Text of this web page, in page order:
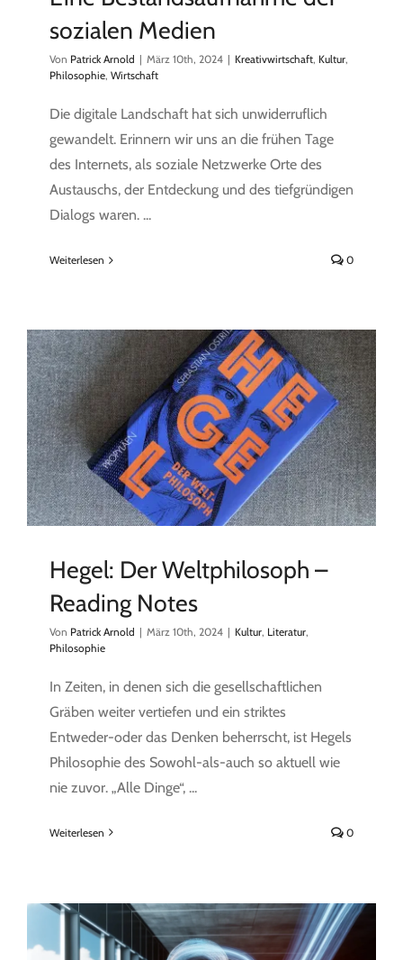
sozialen Medien
Von Patrick Arnold | März 10th, 2024 | Kreativwirtschaft, Kultur,
Philosophie, Wirtschaft
Die digitale Landschaft hat sich unwiderruflich
gewandelt. Erinnern wir uns an die frühen Tage
des Internets, als soziale Netzwerke Orte des
Austauschs, der Entdeckung und des tiefgründigen
Dialogs waren. ...
Weiterlesen 0
Hegel: Der Weltphilosoph –
Reading Notes
Von Patrick Arnold | März 10th, 2024 | Kultur, Literatur,
Philosophie
In Zeiten, in denen sich die gesellschaftlichen
Gräben weiter vertiefen und ein striktes
Entweder-oder das Denken beherrscht, ist Hegels
Philosophie des Sowohl-als-auch so aktuell wie
nie zuvor. „Alle Dinge“, ...
Weiterlesen 0